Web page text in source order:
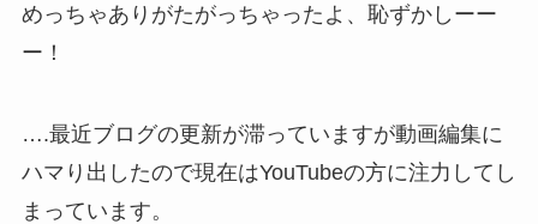
めっちゃありがたがっちゃったよ、恥ずかしーー
ー！
….最近ブログの更新が滞っていますが動画編集に
ハマり出したので現在はYouTubeの方に注力してし
まっています。